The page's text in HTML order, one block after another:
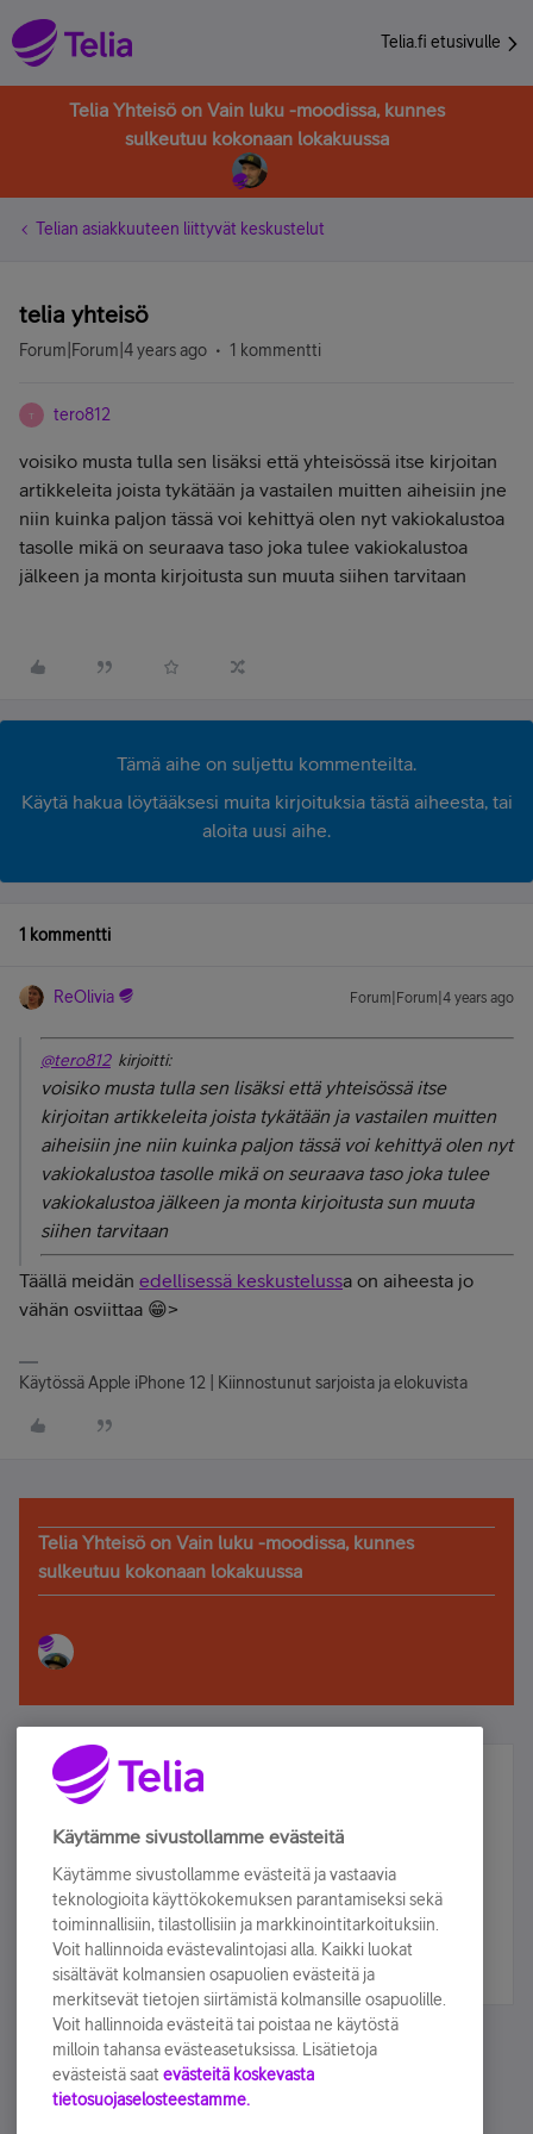
Telia.fi etusivulle
Telia Yhteisö on Vain luku -moodissa, kunnes
sulkeutuu kokonaan lokakuussa
Telian asiakkuuteen liittyvät keskustelut
telia yhteisö
Forum|Forum|4 years ago 1 kommentti
T tero812
voisiko musta tulla sen lisäksi että yhteisössä itse kirjoitan
artikkeleita joista tykätään ja vastailen muitten aiheisiin jne
niin kuinka paljon tässä voi kehittyä olen nyt vakiokalustoa
tasolle mikä on seuraava taso joka tulee vakiokalustoa
jälkeen ja monta kirjoitusta sun muuta siihen tarvitaan
Tämä aihe on suljettu kommenteilta.
Käytä hakua löytääksesi muita kirjoituksia tästä aiheesta, tai
aloita uusi aihe.
1 kommentti
ReOlivia Forum|Forum|4 years ago
@tero812kirjoitti:
voisiko musta tulla sen lisäksi että yhteisössä itse
kirjoitan artikkeleita joista tykätään ja vastailen muitten
aiheisiin jne niin kuinka paljon tässä voi kehittyä olen nyt
vakiokalustoa tasolle mikä on seuraava taso joka tulee
vakiokalustoa jälkeen ja monta kirjoitusta sun muuta
siihen tarvitaan
Täällä meidän edellisessä keskustelussa on aiheesta jo
vähän osviittaa 😁>
Käytössä Apple iPhone 12 | Kiinnostunut sarjoista ja elokuvista
Telia Yhteisö on Vain luku -moodissa, kunnes
sulkeutuu kokonaan lokakuussa
Älä jää paitsi – osallistu ja voita!
Tilaa Telian uutiskirje ja olet mukana arvonnassa.
sähköpostiisi.
Tilaa nyt
Käytämme sivustollamme evästeitä
Käytämme sivustollamme evästeitä ja vastaavia
teknologioita käyttökokemuksen parantamiseksi sekä
toiminnallisiin, tilastollisiin ja markkinointitarkoituksiin.
Voit hallinnoida evästevalintojasi alla. Kaikki luokat
sisältävät kolmansien osapuolien evästeitä ja
merkitsevät tietojen siirtämistä kolmansille osapuolille.
Voit hallinnoida evästeitä tai poistaa ne käytöstä
milloin tahansa evästeasetuksissa. Lisätietoja
evästeistä saat evästeitä koskevasta
tietosuojaselosteestamme.